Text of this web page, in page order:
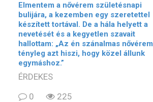
Elmentem a nővérem születésnapi
bulijára, a kezemben egy szeretettel
készített tortával. De a hála helyett a
nevetését és a kegyetlen szavait
hallottam: „Az én szánalmas nővérem
tényleg azt hiszi, hogy közel állunk
egymáshoz.”
ÉRDEKES
0
225